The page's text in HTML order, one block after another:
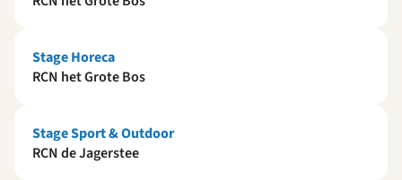
Stage Horeca
RCN het Grote Bos
Stage Sport & Outdoor
RCN de Jagerstee